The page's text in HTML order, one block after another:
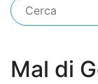
Mal di